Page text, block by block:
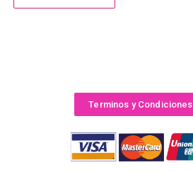
Terminos y Condiciones